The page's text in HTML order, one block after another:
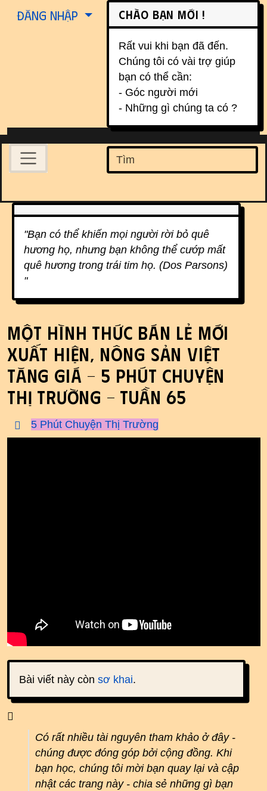
Site identity, navigation, etc.
Đăng nhập Chào bạn mới !
Rất vui khi bạn đã đến.
Chúng tôi có vài trợ giúp
bạn có thể cần:
- Góc người mới
- Những gì chúng ta có ?
Navigation and related
Related content
"Bạn có thể khiến mọi người rời bỏ quê
hương họ, nhưng bạn không thể cướp mất
quê hương trong trái tim họ. (Dos Parsons)
"
Một hình thức bán lẻ mới
xuất hiện, Nông sản Việt
tăng giá - 5 phút Chuyện
Thị Trường - Tuần 65
5 Phút Chuyện Thị Trường
Bài viết này còn sơ khai.
Có rất nhiều tài nguyên tham khảo ở đây -
chúng được đóng góp bởi cộng đồng. Khi
bạn học, chúng tôi mời bạn quay lại và cập
nhật các trang này - chia sẻ những gì bạn